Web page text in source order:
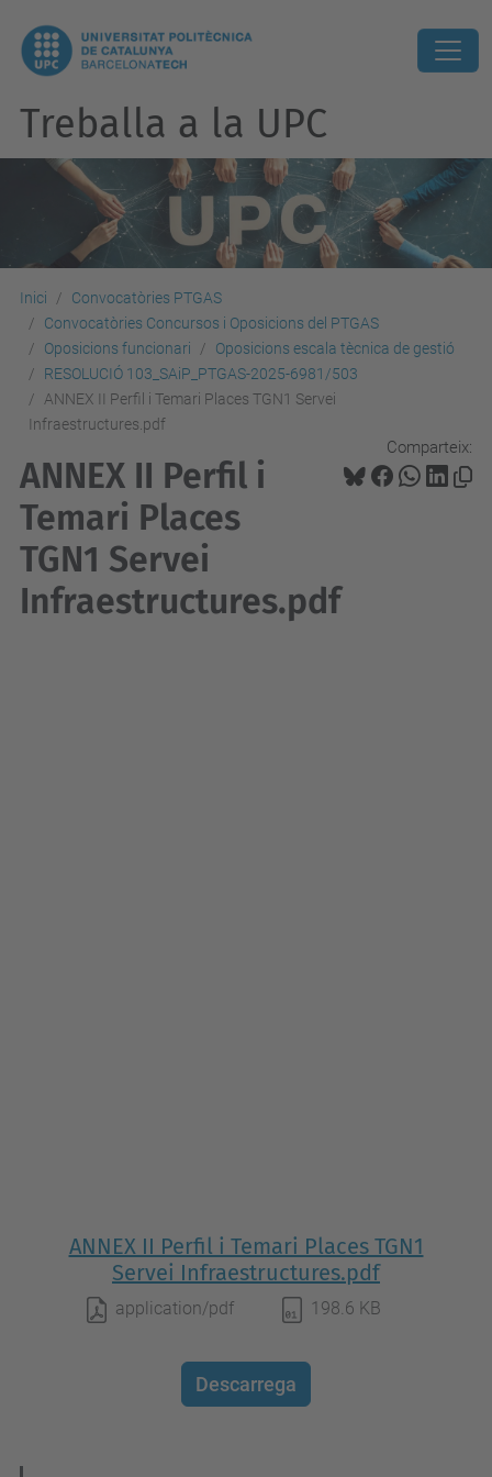
Treballa a la UPC
Inici
Convocatòries PTGAS
Convocatòries Concursos i Oposicions del PTGAS
Oposicions funcionari
Oposicions escala tècnica de gestió
RESOLUCIÓ 103_SAiP_PTGAS-2025-6981/503
ANNEX II Perfil i Temari Places TGN1 Servei
Infraestructures.pdf
Comparteix:
ANNEX II Perfil i
Temari Places
TGN1 Servei
Infraestructures.pdf
ANNEX II Perfil i Temari Places TGN1
Servei Infraestructures.pdf
application/pdf 198.6 KB
Descarrega